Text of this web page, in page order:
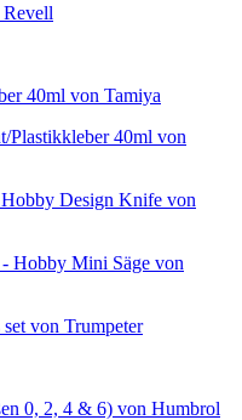
Revell
40ml von Tamiya
Plastikkleber 40ml von
Design Knife von
Hobby Mini Säge von
von Trumpeter
0, 2, 4 & 6) von Humbrol